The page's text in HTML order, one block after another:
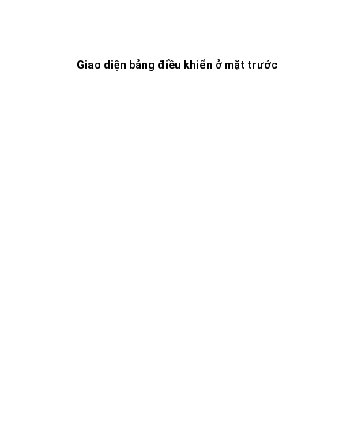
Giao diện bảng điều khiển ở mặt trước